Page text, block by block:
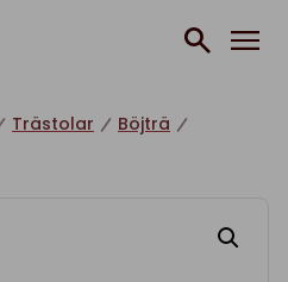
Trästolar
Böjträ